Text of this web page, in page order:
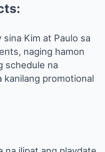
Kim at Paulo sa
naging hamon
schedule na
kanilang promotional